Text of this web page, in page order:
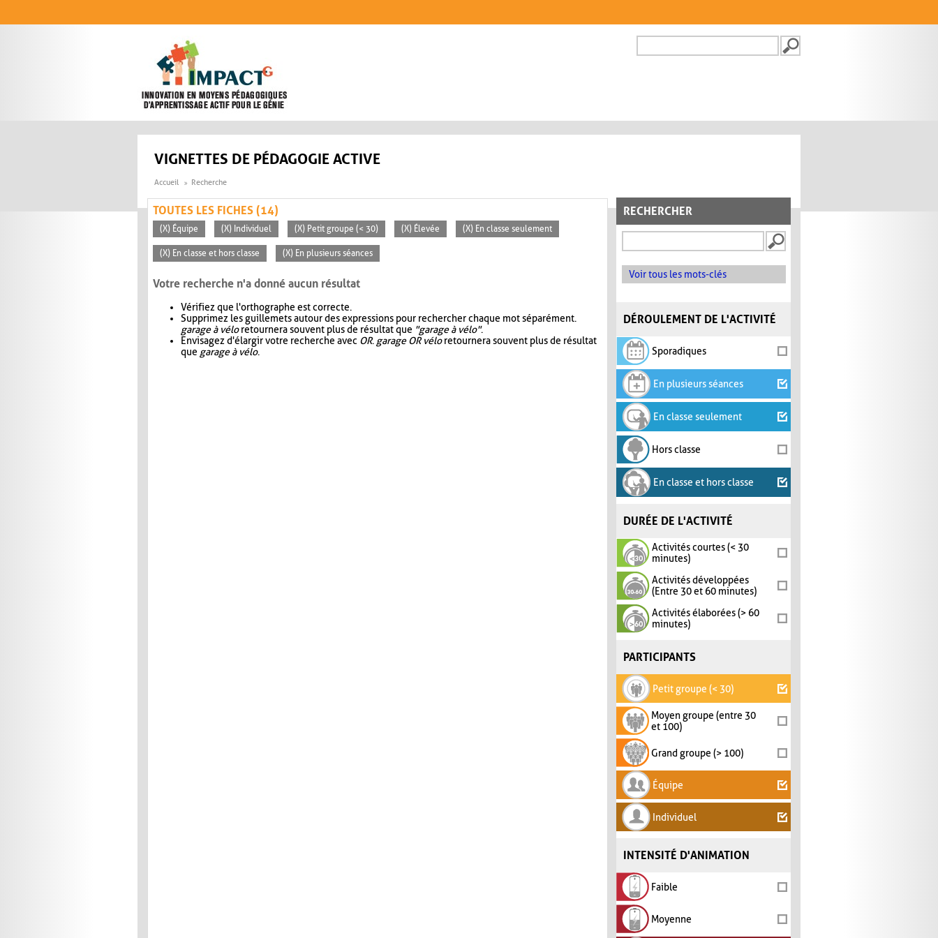
FORMULAIRE DE
VIGNETTES DE PÉDAGOGIE ACTIVE
Accueil Recherche
RECHERCHER
Voir tous les mots-clés
DÉROULEMENT DE L'ACTIVITÉ
Sporadiques
En plusieurs séances
En classe seulement
Hors classe
En classe et hors classe
DURÉE DE L'ACTIVITÉ
Activités courtes (< 30
minutes)
Activités développées
(Entre 30 et 60 minutes)
Activités élaborées (> 60
minutes)
PARTICIPANTS
Petit groupe (< 30)
Moyen groupe (entre 30
et 100)
Grand groupe (> 100)
Équipe
Individuel
INTENSITÉ D'ANIMATION
Faible
Moyenne
TOUTES LES FICHES (14)
(X) Équipe (X) Individuel (X) Petit groupe (< 30) (X) Élevée (X) En classe seulement
(X) En classe et hors classe (X) En plusieurs séances
Votre recherche n'a donné aucun résultat
Vérifiez que l'orthographe est correcte.
Supprimez les guillemets autour des expressions pour rechercher chaque mot séparément.
garage à véloretournera souvent plus de résultat que "garage à vélo".
Envisagez d'élargir votre recherche avec OR. garage OR véloretournera souvent plus de résultat
que garage à vélo.